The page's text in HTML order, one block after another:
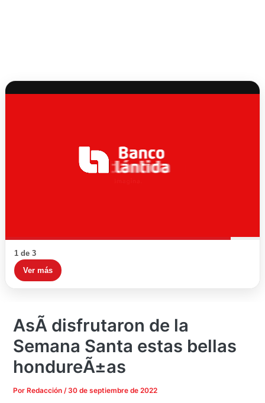
1 de 3
Ver más
AsÃ­ disfrutaron de la
Semana Santa estas bellas
hondureÃ±as
Por Redacción/ 30 de septiembre de 2022